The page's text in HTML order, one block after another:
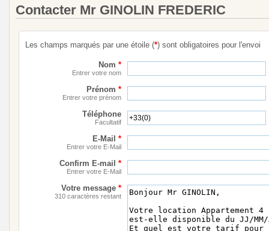
Contacter Mr GINOLIN FREDERIC
Les champs marqués par une étoile (*) sont obligatoires pour l'envoi
Nom *
Entrer votre nom
Prénom *
Entrer votre prénom
Téléphone
Facultatif
E-Mail *
Entrer votre E-Mail
Confirm E-mail *
Entrer votre E-Mail
Votre message *
310 caractères restant